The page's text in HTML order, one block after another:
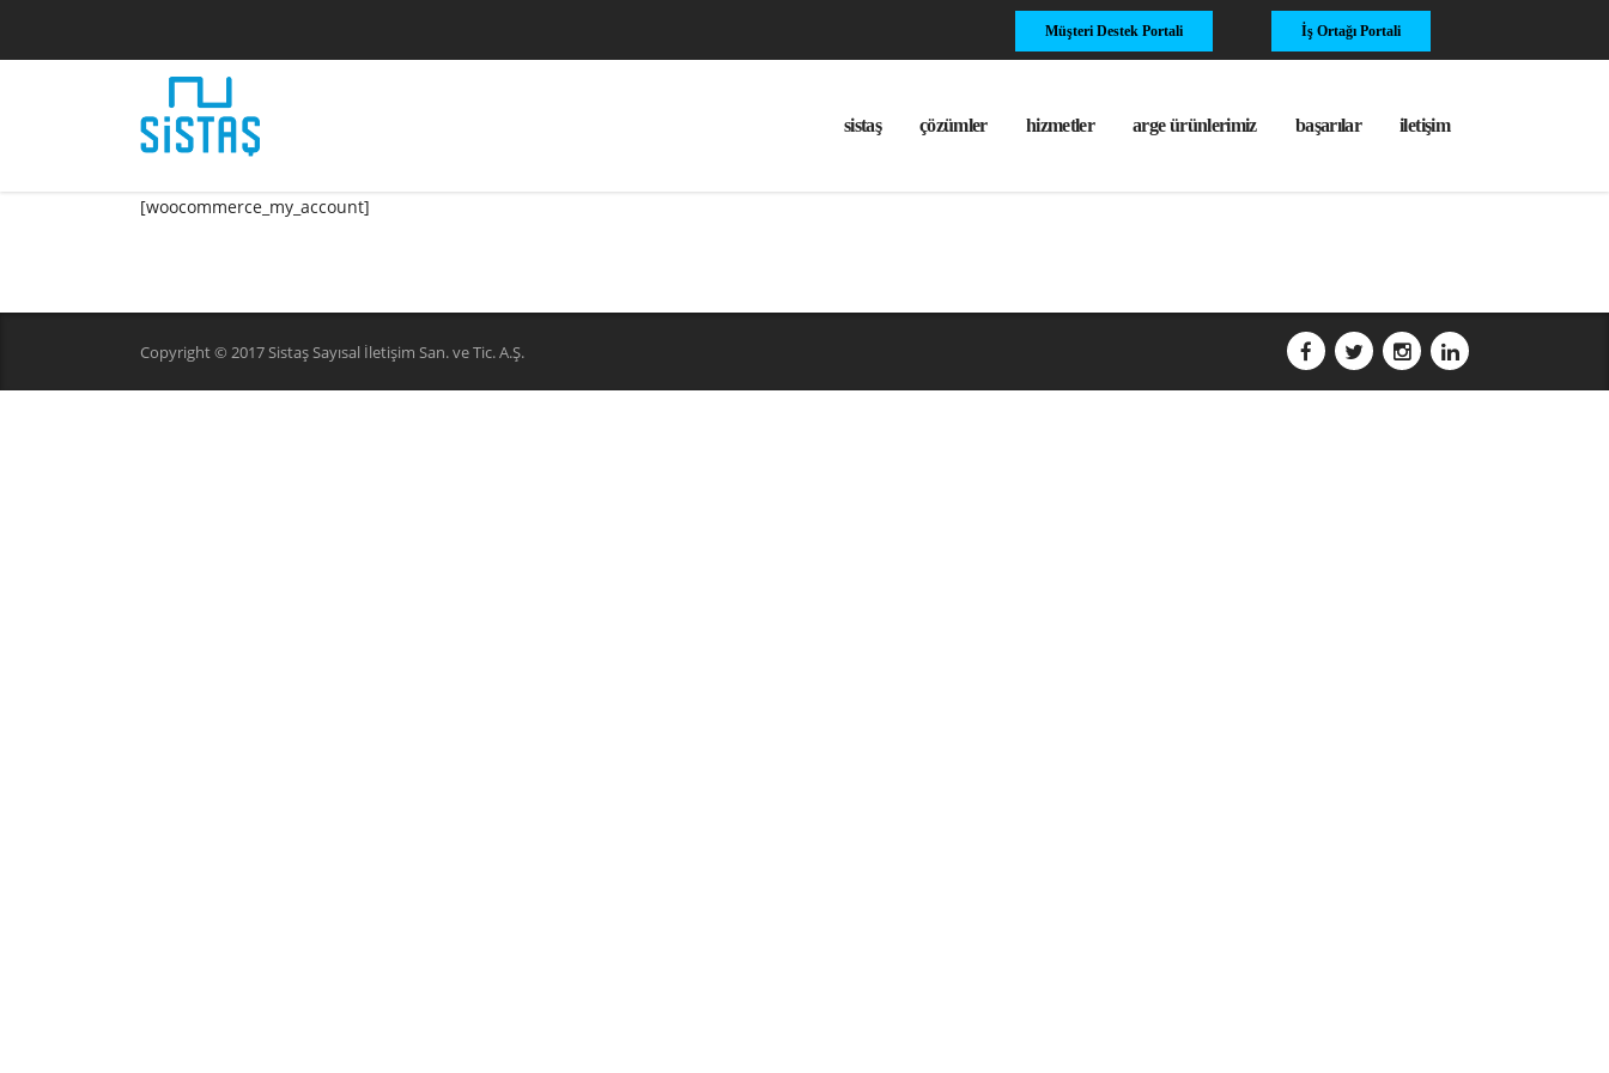
Müşteri Destek Portali İş Ortağı Portali
sistaş çözümler hizmetler arge ürünlerimiz başarılar i̇letişim
[woocommerce_my_account]
Copyright © 2017 Sistaş Sayısal İletişim San. ve Tic. A.Ş.